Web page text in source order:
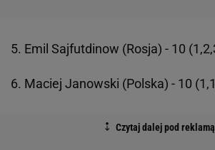
5. Emil Sajfutdinow (Rosja) - 10
6. Maciej Janowski (Polska) - 10